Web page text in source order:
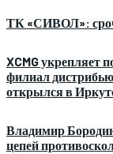
ТК «СИВОЛ»:
XCMG укрепляет
филиал
открылся в
Владимир
цепей